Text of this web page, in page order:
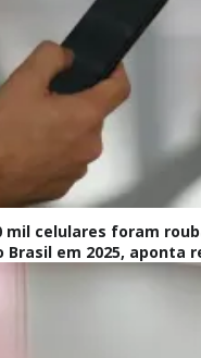
mil celulares foram
Brasil em 2025, aponta